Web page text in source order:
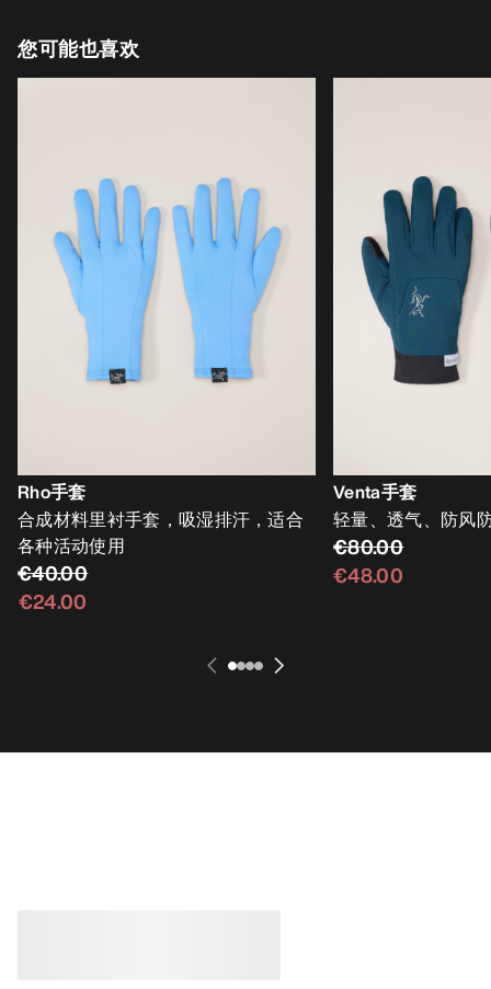
您可能也喜欢
Rho手套
合成材料里衬手套，吸湿排汗，适合
各种活动使用
€40.00
€24.00
Venta手套
轻量、透气、防风
€80.00
€48.00